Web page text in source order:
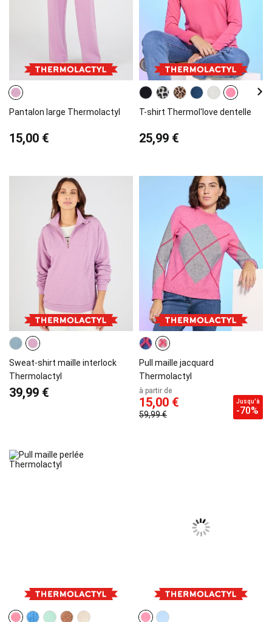
Pantalon large Thermolactyl
15,00 €
T-shirt Thermol'love dentelle
25,99 €
Sweat-shirt maille interlock
Thermolactyl
39,99 €
Pull maille jacquard
Thermolactyl
à partir de
15,00 €
59,99 €
Jusqu'à
-70%